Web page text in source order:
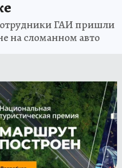
ГАИ пришли
на сломанном авто